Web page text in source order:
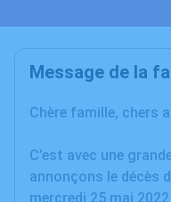
Message de la
Chère famille, chers
C’est avec une
annonçons le décès
mercredi 25 mai